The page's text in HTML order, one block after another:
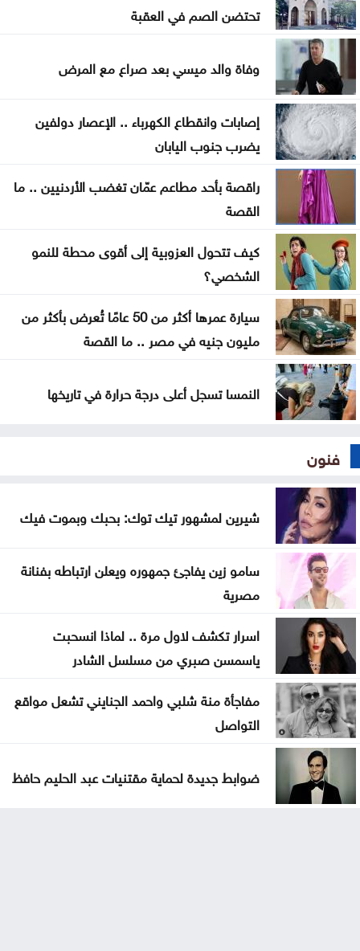
نتنياهو: إيران لن تمتلك أسلحة نووية
الحوثي يقصف تحشيدات سعودية ومخازن أسلحة بالمخا
تحتضن الصم في العقبة
وفاة والد ميسي بعد صراع مع المرض
إصابات وانقطاع الكهرباء .. الإعصار دولفين
يضرب جنوب اليابان
راقصة بأحد مطاعم عمّان تغضب الأردنيين .. ما
القصة
كيف تتحول العزوبية إلى أقوى محطة للنمو
الشخصي؟
سيارة عمرها أكثر من 50 عامًا تُعرض بأكثر من
مليون جنيه في مصر .. ما القصة
النمسا تسجل أعلى درجة حرارة في تاريخها
فنون
شيرين لمشهور تيك توك: بحبك وبموت فيك
سامو زين يفاجئ جمهوره ويعلن ارتباطه بفنانة
مصرية
اسرار تكشف لاول مرة .. لماذا انسحبت
ياسمسن صبري من مسلسل الشادر
مفاجأة منة شلبي واحمد الجنايني تشعل مواقع
التواصل
ضوابط جديدة لحماية مقتنيات عبد الحليم حافظ